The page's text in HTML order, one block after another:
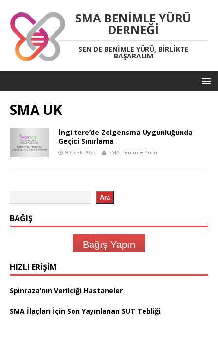
SMA BENIMLE YÜRÜ
DERNEĞI
SEN DE BENIMLE YÜRÜ, BIRLIKTE
BAŞARALIM
SMA UK
İngiltere’de Zolgensma Uygunluğunda
Geçici Sınırlama
9 Ocak 2023 SMA Benimle Yürü
Ara
BAĞIŞ
Bağış Yapın
HIZLI ERIŞIM
Spinraza’nın Verildiği Hastaneler
SMA İlaçları İçin Son Yayınlanan SUT Tebliği